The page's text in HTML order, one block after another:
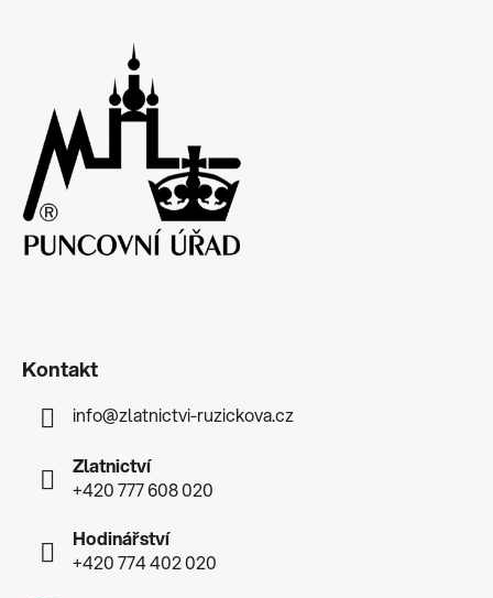
Kontakt
info@zlatnictvi-ruzickova.cz
Zlatnictví
+420 777 608 020
Hodinářství
+420 774 402 020